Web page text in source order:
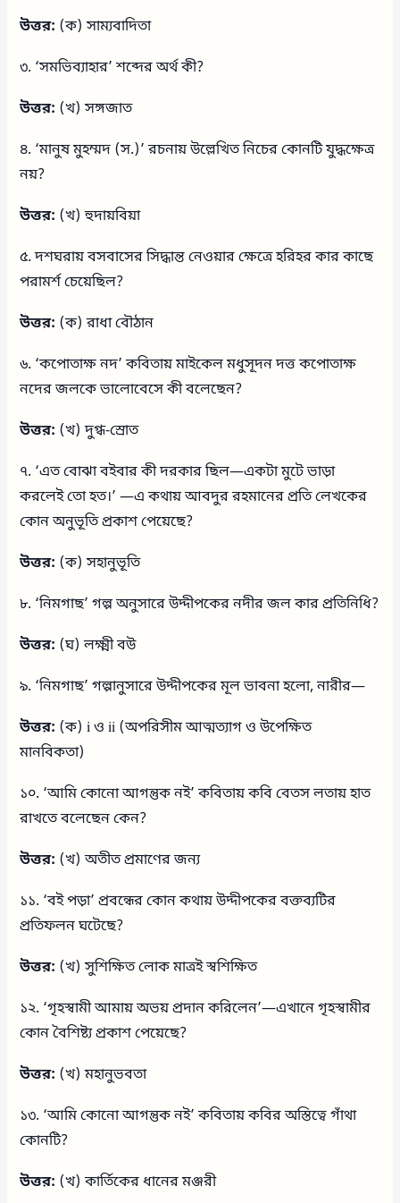
উত্তর: (ক) সাম্যবাদিতা
৩. ‘সমভিব্যাহার’ শব্দের অর্থ কী?
উত্তর: (খ) সঙ্গজাত
৪. ‘মানুষ মুহম্মদ (স.)’ রচনায় উল্লেখিত নিচের কোনটি যুদ্ধক্ষেত্র
নয়?
উত্তর: (খ) হুদায়বিয়া
৫. দশঘরায় বসবাসের সিদ্ধান্ত নেওয়ার ক্ষেত্রে হরিহর কার কাছে
পরামর্শ চেয়েছিল?
উত্তর: (ক) রাধা বৌঠান
৬. ‘কপোতাক্ষ নদ’ কবিতায় মাইকেল মধুসূদন দত্ত কপোতাক্ষ
নদের জলকে ভালোবেসে কী বলেছেন?
উত্তর: (খ) দুগ্ধ-স্রোত
৭. ‘এত বোঝা বইবার কী দরকার ছিল—একটা মুটে ভাড়া
করলেই তো হত।’ —এ কথায় আবদুর রহমানের প্রতি লেখকের
কোন অনুভূতি প্রকাশ পেয়েছে?
উত্তর: (ক) সহানুভূতি
৮. ‘নিমগাছ’ গল্প অনুসারে উদ্দীপকের নদীর জল কার প্রতিনিধি?
উত্তর: (ঘ) লক্ষ্মী বউ
৯. ‘নিমগাছ’ গল্পানুসারে উদ্দীপকের মূল ভাবনা হলো, নারীর—
উত্তর: (ক) i ও ii (অপরিসীম আত্মত্যাগ ও উপেক্ষিত
মানবিকতা)
১০. ‘আমি কোনো আগন্তুক নই’ কবিতায় কবি বেতস লতায় হাত
রাখতে বলেছেন কেন?
উত্তর: (খ) অতীত প্রমাণের জন্য
১১. ‘বই পড়া’ প্রবন্ধের কোন কথায় উদ্দীপকের বক্তব্যটির
প্রতিফলন ঘটেছে?
উত্তর: (খ) সুশিক্ষিত লোক মাত্রই স্বশিক্ষিত
১২. ‘গৃহস্বামী আমায় অভয় প্রদান করিলেন’—এখানে গৃহস্বামীর
কোন বৈশিষ্ট্য প্রকাশ পেয়েছে?
উত্তর: (খ) মহানুভবতা
১৩. ‘আমি কোনো আগন্তুক নই’ কবিতায় কবির অস্তিত্বে গাঁথা
কোনটি?
উত্তর: (খ) কার্তিকের ধানের মঞ্জরী